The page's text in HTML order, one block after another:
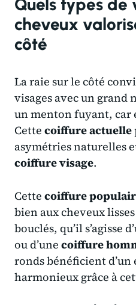
Quels types de
cheveux
côté
La raie sur le côté
visages avec un grand
un menton fuyant, car
Cette coiffure actuelle
asymétries naturelles
coiffure visage.
Cette coiffure
bien aux cheveux
bouclés, qu’il s’agisse
ou d’une coiffure
ronds bénéficient
harmonieux grâce à